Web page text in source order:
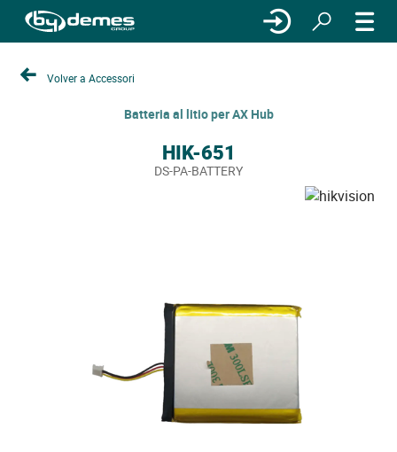
Volver a Accessori
Batteria al litio per AX Hub
HIK-651
DS-PA-BATTERY